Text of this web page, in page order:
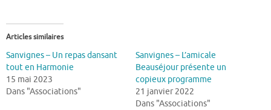
Articles similaires
Sanvignes – Un repas dansant
tout en Harmonie
15 mai 2023
Dans "Associations"
Sanvignes – L’amicale
Beauséjour présente un
copieux programme
21 janvier 2022
Dans "Associations"